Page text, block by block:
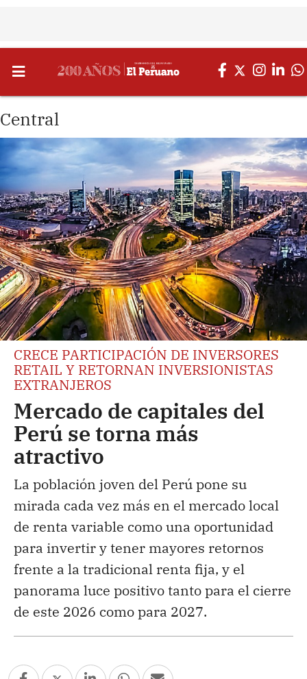
Central
CRECE PARTICIPACIÓN DE INVERSORES
RETAIL Y RETORNAN INVERSIONISTAS
EXTRANJEROS
Mercado de capitales del
Perú se torna más
atractivo
La población joven del Perú pone su
mirada cada vez más en el mercado local
de renta variable como una oportunidad
para invertir y tener mayores retornos
frente a la tradicional renta fija, y el
panorama luce positivo tanto para el cierre
de este 2026 como para 2027.